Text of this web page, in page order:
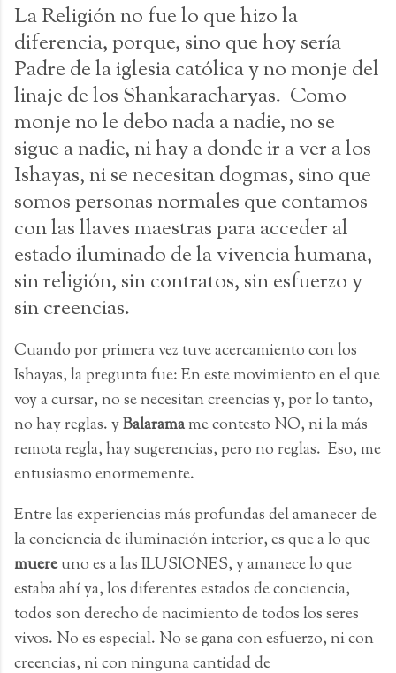
La Religión no fue lo que hizo la
diferencia, porque, sino que hoy sería
Padre de la iglesia católica y no monje del
linaje de los Shankaracharyas. Como
monje no le debo nada a nadie, no se
sigue a nadie, ni hay a donde ir a ver a los
Ishayas, ni se necesitan dogmas, sino que
somos personas normales que contamos
con las llaves maestras para acceder al
estado iluminado de la vivencia humana,
sin religión, sin contratos, sin esfuerzo y
sin creencias.
Cuando por primera vez tuve acercamiento con los
Ishayas, la pregunta fue: En este movimiento en el que
voy a cursar, no se necesitan creencias y, por lo tanto,
no hay reglas. yBalaramame contesto NO, ni la más
remota regla, hay sugerencias, pero no reglas. Eso, me
entusiasmo enormemente.
Entre las experiencias más profundas del amanecer de
la conciencia de iluminación interior, es que a lo que
muereuno es a las ILUSIONES, y amanece lo que
estaba ahí ya, los diferentes estados de conciencia,
todos son derecho de nacimiento de todos los seres
vivos. No es especial. No se gana con esfuerzo, ni con
creencias, ni con ninguna cantidad de